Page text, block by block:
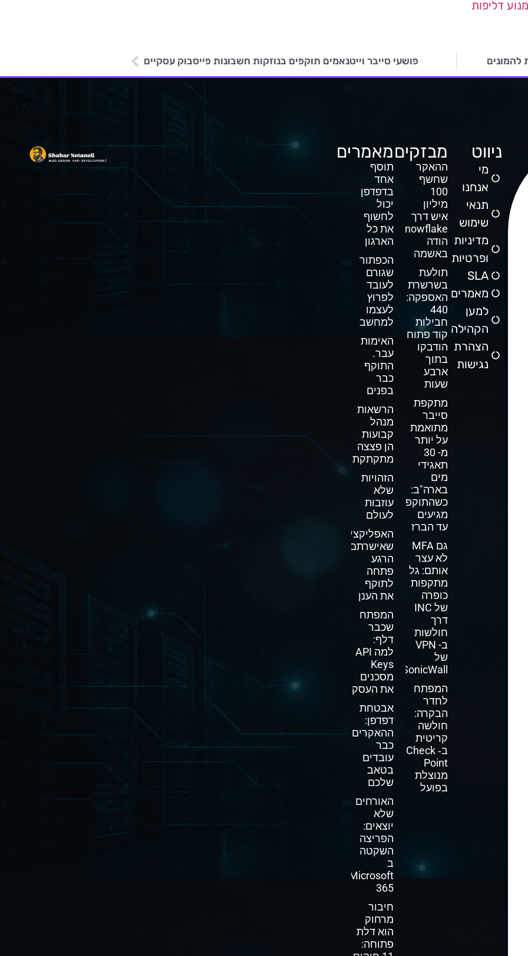
דליפות
פושעי סייבר וייטנאמים תוקפים בנוזקות חשבונות פייסבוק עסקיים
ניווט
מי
אנחנו
תנאי
שימוש
מדיניות
ופרטיות
SLA
מאמרים
למען
הקהילה
הצהרת
נגישות
מבזקים
ההאקר
שחשף
100
מיליון
איש דרך
Snowflake
הודה
באשמה
תולעת
בשרשרת
האספקה:
440
חבילות
קוד פתוח
הודבקו
בתוך
ארבע
שעות
מתקפת
סייבר
מתואמת
על יותר
מ- 30
תאגידי
מים
בארה"ב:
כשהתוקפים
מגיעים
עד הברז
גם MFA
לא עצר
אותם: גל
מתקפות
כופרה
של INC
דרך
חולשות
ב- VPN
של
SonicWall
המפתח
לחדר
הבקרה:
חולשה
קריטית
ב‑ Check
Point
מנוצלת
בפועל
מאמרים
תוסף
אחד
בדפדפן
יכול
לחשוף
את כל
הארגון
הכפתור
שגורם
לעובד
לפרוץ
לעצמו
למחשב
האימות
עבר.
התוקף
כבר
בפנים
הרשאות
מנהל
קבועות
הן פצצה
מתקתקת
הזהויות
שלא
עוזבות
לעולם
האפליקציה
שאישרתם
הרגע
פתחה
לתוקף
את הענן
המפתח
שכבר
דלף:
למה API
Keys
מסכנים
את העסק
אבטחת
דפדפן:
ההאקרים
כבר
עובדים
בטאב
שלכם
האורחים
שלא
יוצאים:
הפריצה
השקטה
ב
Microsoft
365
חיבור
מרחוק
הוא דלת
פתוחה: